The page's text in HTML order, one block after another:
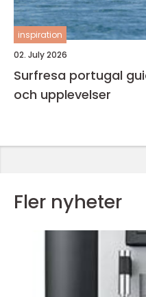
inspiration
02. July 2026
Surfresa portugal guide till vågor, boende
och upplevelser
Fler nyheter